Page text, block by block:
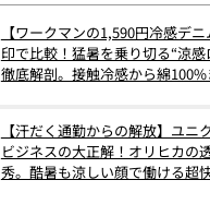
【ワークマンの1,590円冷感デ
印で比較！猛暑を乗り切る“涼
徹底解剖。接触冷感から綿
【汗だく通勤からの解放】ユニ
ビジネスの大正解！オリヒカの
秀。酷暑も涼しい顔で働ける超